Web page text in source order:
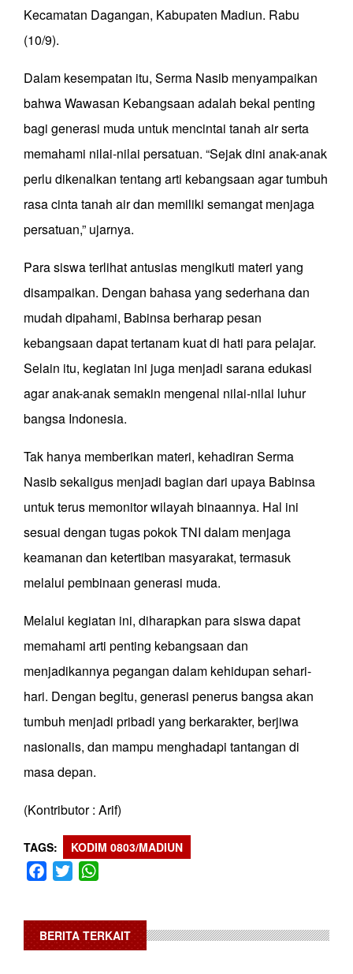
Kecamatan Dagangan, Kabupaten Madiun. Rabu
(10/9).
Dalam kesempatan itu, Serma Nasib menyampaikan
bahwa Wawasan Kebangsaan adalah bekal penting
bagi generasi muda untuk mencintai tanah air serta
memahami nilai-nilai persatuan. “Sejak dini anak-anak
perlu dikenalkan tentang arti kebangsaan agar tumbuh
rasa cinta tanah air dan memiliki semangat menjaga
persatuan,” ujarnya.
Para siswa terlihat antusias mengikuti materi yang
disampaikan. Dengan bahasa yang sederhana dan
mudah dipahami, Babinsa berharap pesan
kebangsaan dapat tertanam kuat di hati para pelajar.
Selain itu, kegiatan ini juga menjadi sarana edukasi
agar anak-anak semakin mengenal nilai-nilai luhur
bangsa Indonesia.
Tak hanya memberikan materi, kehadiran Serma
Nasib sekaligus menjadi bagian dari upaya Babinsa
untuk terus memonitor wilayah binaannya. Hal ini
sesuai dengan tugas pokok TNI dalam menjaga
keamanan dan ketertiban masyarakat, termasuk
melalui pembinaan generasi muda.
Melalui kegiatan ini, diharapkan para siswa dapat
memahami arti penting kebangsaan dan
menjadikannya pegangan dalam kehidupan sehari-
hari. Dengan begitu, generasi penerus bangsa akan
tumbuh menjadi pribadi yang berkarakter, berjiwa
nasionalis, dan mampu menghadapi tantangan di
masa depan.
(Kontributor : Arif)
TAGS KODIM 0803/MADIUN
Facebook
Twitter
BERITA TERKAIT